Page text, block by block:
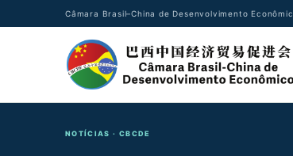
Câmara Brasil–China de Desenvolvimento
NOTÍCIAS · CBCDE